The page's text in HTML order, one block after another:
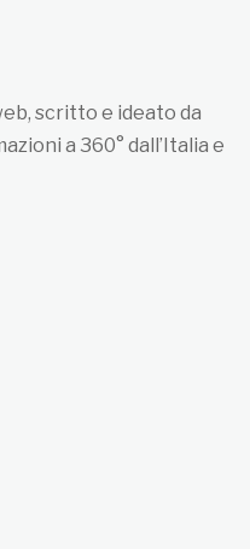
scritto e ideato da
a 360° dall’Italia e